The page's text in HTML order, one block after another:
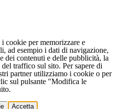
cookie per memorizzare e
ad esempio i dati di navigazione,
dei contenuti e delle pubblicità, la
traffico sul sito. Per sapere di
partner utilizziamo i cookie o per
sul pulsante "Modifica le
Accetta